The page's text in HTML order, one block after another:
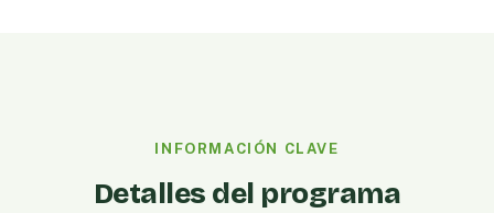
INFORMACIÓN CLAVE
Detalles del programa